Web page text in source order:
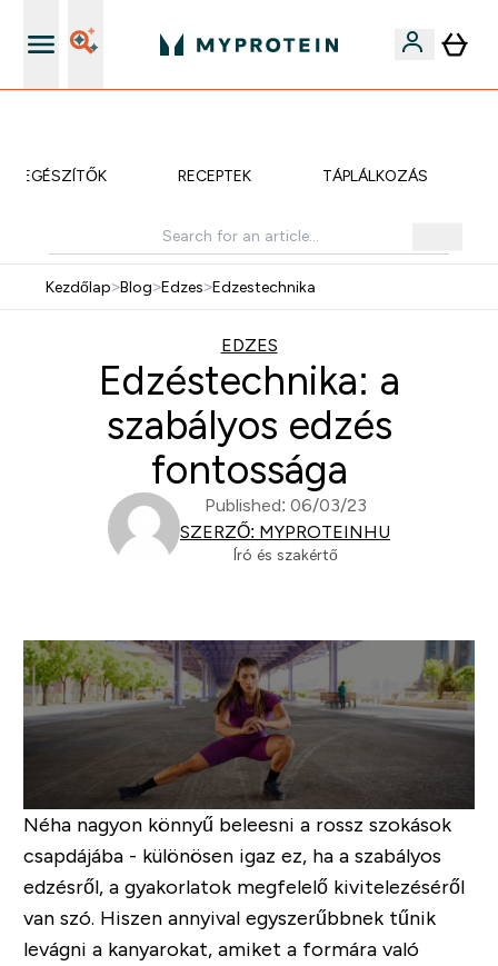
KIEGÉSZÍTŐK RECEPTEK TÁPLÁLKOZÁS
Kezdőlap>Blog>Edzes>Edzestechnika
EDZES
Edzéstechnika: a
szabályos edzés
fontossága
Published: 06/03/23
SZERZŐ: MYPROTEINHU
Író és szakértő
Néha nagyon könnyű beleesni a rossz szokások
csapdájába - különösen igaz ez, ha a szabályos
edzésről, a gyakorlatok megfelelő kivitelezéséről
van szó. Hiszen annyival egyszerűbbnek tűnik
levágni a kanyarokat, amiket a formára való